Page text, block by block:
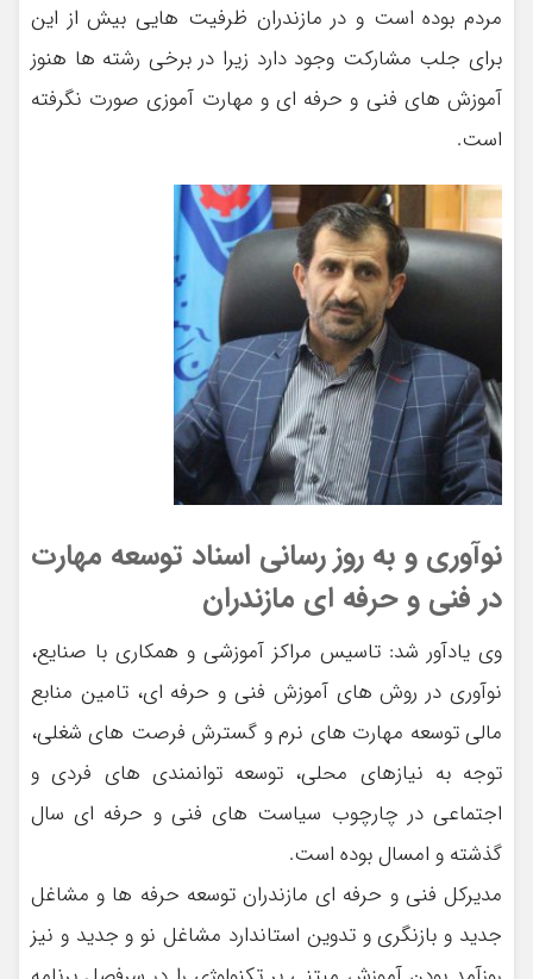
مردم بوده است و در مازندران ظرفیت هایی بیش از این
برای جلب مشارکت وجود دارد زیرا در برخی رشته ها هنوز
آموزش های فنی و حرفه ای و مهارت آموزی صورت نگرفته
است.
نوآوری و به روز رسانی اسناد توسعه مهارت
در فنی و حرفه ای مازندران
وی یادآور شد: تاسیس مراکز آموزشی و همکاری با صنایع،
نوآوری در روش های آموزش فنی و حرفه ای، تامین منابع
مالی توسعه مهارت های نرم و گسترش فرصت های شغلی،
توجه به نیازهای محلی، توسعه توانمندی های فردی و
اجتماعی در چارچوب سیاست های فنی و حرفه ای سال
گذشته و امسال بوده است.
مدیرکل فنی و حرفه ای مازندران توسعه حرفه ها و مشاغل
جدید و بازنگری و تدوین استاندارد مشاغل نو و جدید و نیز